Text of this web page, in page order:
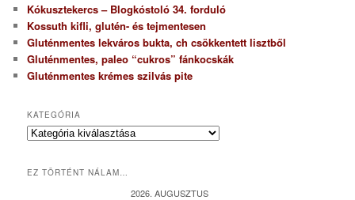
Kókusztekercs – Blogkóstoló 34. forduló
Kossuth kifli, glutén- és tejmentesen
Gluténmentes lekváros bukta, ch csökkentett lisztből
Gluténmentes, paleo “cukros” fánkocskák
Gluténmentes krémes szilvás pite
KATEGÓRIA
K
e
EZ TÖRTÉNT NÁLAM…
2026. AUGUSZTUS